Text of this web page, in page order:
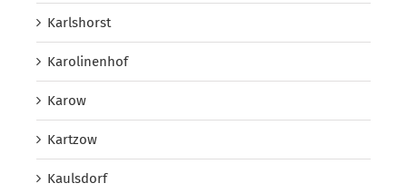
Karlshorst
Karolinenhof
Karow
Kartzow
Kaulsdorf